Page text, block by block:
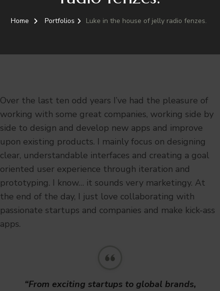
Home Portfolios Luke in the house of jelly radio fenzes.
Over the last ten odd years I’ve had the pleasure of
working with some great companies, working side by
side to design and develop new apps and improve
upon existing products. I mainly focus on designing
clear, understandable interfaces and creating a goal
oriented user experience through iteration and
prototyping. I know… it sounds very marketingy. At
the end of the day, I just love collaborating with
passionate startups and companies and make kick-ass
apps.
“From exciting startups to global brands,